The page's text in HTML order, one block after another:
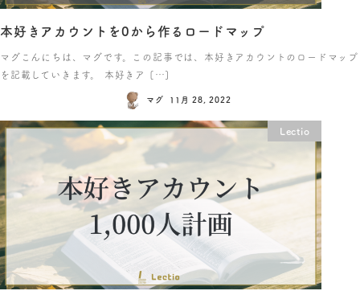
本好きアカウントを0から作るロードマップ
マグこんにちは、マグです。この記事では、本好きアカウントのロードマップ
を記載していきます。 本好きア […]
マグ 11月 28, 2022
Lectio